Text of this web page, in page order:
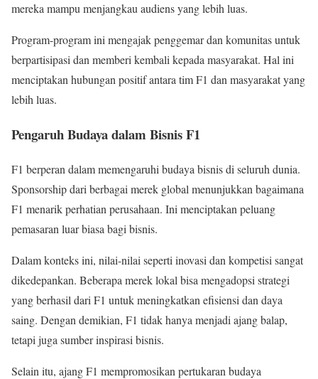
mereka mampu menjangkau audiens yang lebih luas.
Program-program ini mengajak penggemar dan komunitas untuk
berpartisipasi dan memberi kembali kepada masyarakat. Hal ini
menciptakan hubungan positif antara tim F1 dan masyarakat yang
lebih luas.
Pengaruh Budaya dalam Bisnis F1
F1 berperan dalam memengaruhi budaya bisnis di seluruh dunia.
Sponsorship dari berbagai merek global menunjukkan bagaimana
F1 menarik perhatian perusahaan. Ini menciptakan peluang
pemasaran luar biasa bagi bisnis.
Dalam konteks ini, nilai-nilai seperti inovasi dan kompetisi sangat
dikedepankan. Beberapa merek lokal bisa mengadopsi strategi
yang berhasil dari F1 untuk meningkatkan efisiensi dan daya
saing. Dengan demikian, F1 tidak hanya menjadi ajang balap,
tetapi juga sumber inspirasi bisnis.
Selain itu, ajang F1 mempromosikan pertukaran budaya